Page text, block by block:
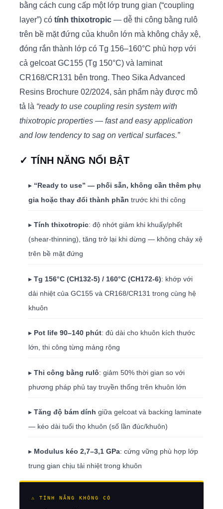
bằng cách cung cấp một lớp trung gian (“coupling
layer”) có tính thixotropic — dễ thi công bằng rulô
trên bề mặt đứng của khuôn lớn mà không chảy xệ,
đóng rắn thành lớp có Tg 156–160°C phù hợp với
cả gelcoat GC155 (Tg 150°C) và laminat
CR168/CR131 bên trong. Theo Sika Advanced
Resins Brochure 02/2024, sản phẩm này được mô
tả là “ready to use coupling resin system with
thixotropic properties — fast and easy application
and low tendency to sag on vertical surfaces.”
✓ TÍNH NĂNG NỔI BẬT
▸ “Ready to use” — phối sẵn, không cần thêm phụ
gia hoặc thay đổi thành phần trước khi thi công
▸Tính thixotropic: độ nhớt giảm khi khuấy/phết
(shear-thinning), tăng trở lại khi dừng — không chảy xệ
trên bề mặt đứng
▸Tg 156°C (CH132-5) / 160°C (CH172-6): khớp với
dải nhiệt của GC155 và CR168/CR131 trong cùng hệ
khuôn
▸ Pot life 90–140 phút: đủ dài cho khuôn kích thước
lớn, thi công từng mảng rộng
▸Thi công bằng rulô: giảm 50% thời gian so với
phương pháp phủ tay truyền thống trên khuôn lớn
▸Tăng độ bám dính giữa gelcoat và backing laminate
— kéo dài tuổi thọ khuôn (số lần đúc/khuôn)
▸ Modulus kéo 2,7–3,1 GPa: cứng vững phù hợp lớp
trung gian chịu tải nhiệt trong khuôn
⚠ TÍNH NĂNG KHÔNG CÓ